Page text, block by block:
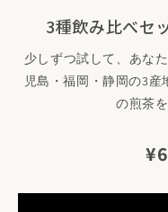
3種飲み比べセ
少しずつ試して、あな
児島・福岡・静岡の3
の煎茶